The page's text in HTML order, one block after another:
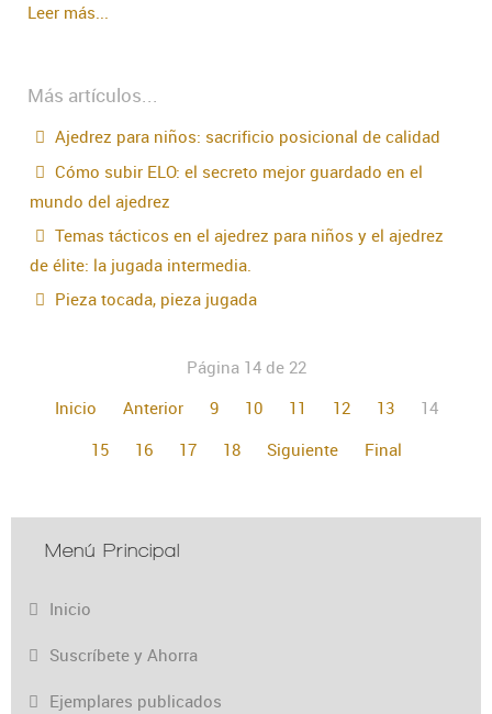
Leer más...
Más artículos...
Ajedrez para niños: sacrificio posicional de calidad
Cómo subir ELO: el secreto mejor guardado en el
mundo del ajedrez
Temas tácticos en el ajedrez para niños y el ajedrez
de élite: la jugada intermedia.
Pieza tocada, pieza jugada
Página 14 de 22
Inicio
Anterior 9 10 11 12 13
14
15
16 17 18 Siguiente Final
Menú Principal
Inicio
Suscríbete y Ahorra
Ejemplares publicados